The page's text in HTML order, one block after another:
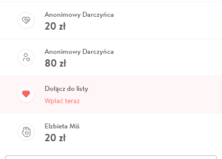
Anonimowy Darczyńca
20 zł
Anonimowy Darczyńca
80 zł
Dołącz do listy
Wpłać teraz
Elzbieta Miś
20 zł